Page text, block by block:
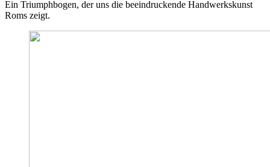
Ein Triumphbogen, der uns die beeindruckende Handwerkskunst
Roms zeigt.